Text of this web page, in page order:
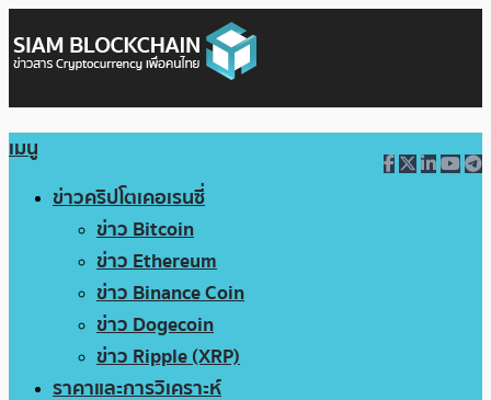
เมนู
ข่าวคริปโตเคอเรนซี่
ข่าว Bitcoin
ข่าว Ethereum
ข่าว Binance Coin
ข่าว Dogecoin
ข่าว Ripple (XRP)
ราคาและการวิเคราะห์